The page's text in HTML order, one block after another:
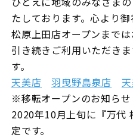
たしております。心より御
松原上田店オープンまで
引き続きご利用いただき
す。
天美店
羽曳野島泉店
※移転オープンのお知らせ
2020年10月上旬に『万代
定です。